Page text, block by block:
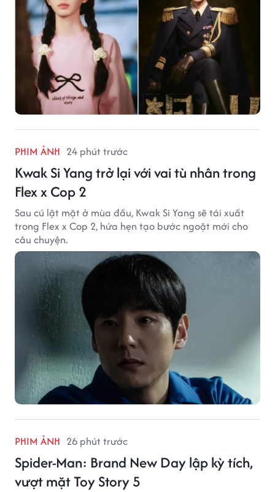
PHIM ẢNH 24 phút trước
Kwak Si Yang trở lại với vai tù nhân trong
Flex x Cop 2
Sau cú lật mặt ở mùa đầu, Kwak Si Yang sẽ tái xuất
trong Flex x Cop 2, hứa hẹn tạo bước ngoặt mới cho
câu chuyện.
PHIM ẢNH 26 phút trước
Spider-Man: Brand New Day lập kỳ tích,
vượt mặt Toy Story 5